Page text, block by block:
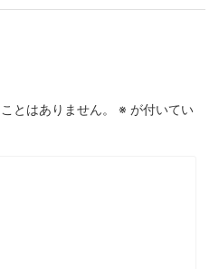
とはありません。 ※ が付いてい